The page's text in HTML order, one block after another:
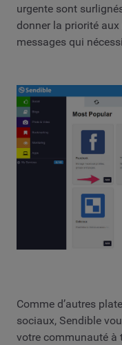
urgente sont
donner la priorité
messages qui
Comme d’autres
sociaux, Sendible
votre communauté à